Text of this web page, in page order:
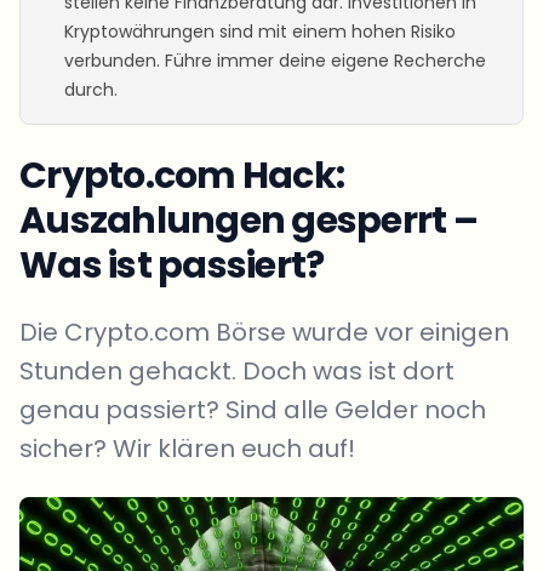
Kryptowährungen sind mit einem hohen Risiko
verbunden. Führe immer deine eigene Recherche
durch.
Crypto.com Hack:
Auszahlungen gesperrt –
Was ist passiert?
Die Crypto.com Börse wurde vor einigen
Stunden gehackt. Doch was ist dort
genau passiert? Sind alle Gelder noch
sicher? Wir klären euch auf!